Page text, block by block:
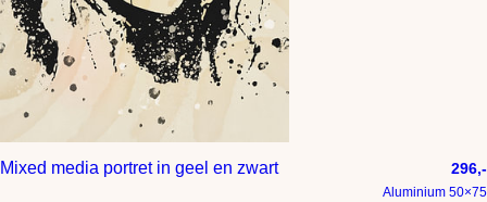
Mixed media portret in geel en zwart 296,-
Aluminium 50×75